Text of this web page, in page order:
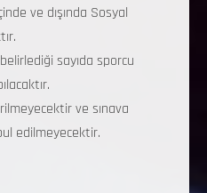
ve dışında Sosyal
sayıda sporcu
ve sınava
edilmeyecektir.